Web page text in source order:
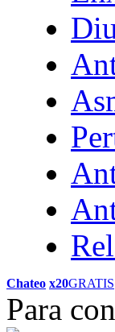
Chateo x20GRATIS
Para